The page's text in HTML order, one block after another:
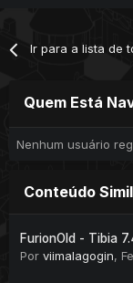
Ir para a lista de
Quem Está
Nenhum usuário
Conteúdo
FurionOld - Tibia
Por viimalagogin,